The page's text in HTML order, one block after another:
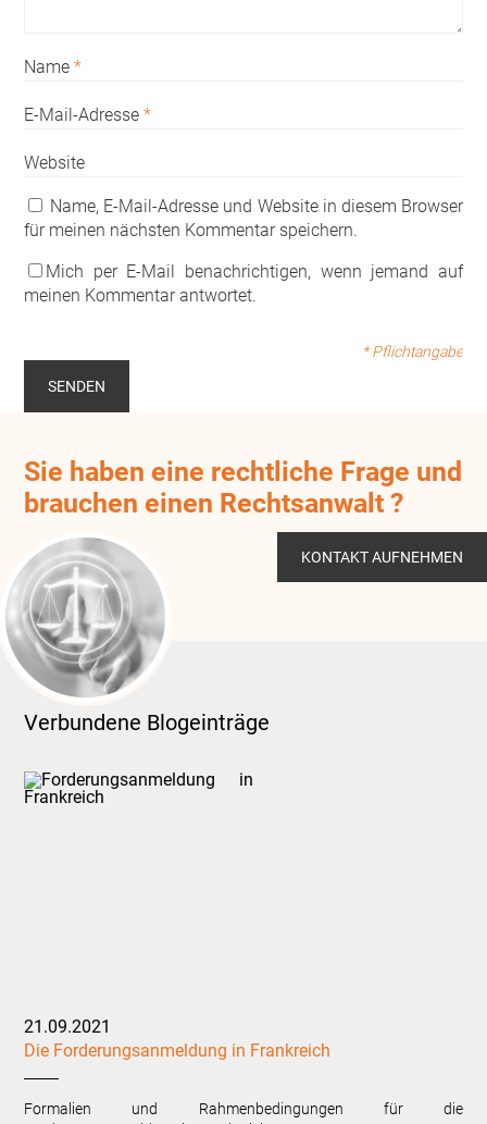
Name *
E-Mail-Adresse *
Website
Name, E-Mail-Adresse und Website in diesem Browser
für meinen nächsten Kommentar speichern.
Mich per E-Mail benachrichtigen, wenn jemand auf
meinen Kommentar antwortet.
* Pflichtangabe
Sie haben eine rechtliche Frage und
brauchen einen Rechtsanwalt ?
KONTAKT AUFNEHMEN
Verbundene Blogeinträge
21.09.2021
Die Forderungsanmeldung in Frankreich
Formalien und Rahmenbedingungen für die